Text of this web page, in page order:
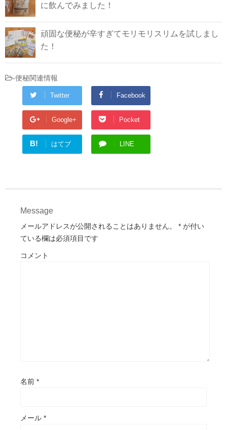
に飲んでみました！
頑固な便秘が辛すぎてモリモリスリムを試しまし
た！
-便秘関連情報
Twitter Facebook
Google+ Pocket
B! はてブ LINE
Message
メールアドレスが公開されることはありません。 * が付い
ている欄は必須項目です
コメント
名前 *
メール *